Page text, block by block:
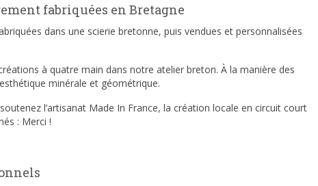
fabriquées en Bretagne
dans une scierie bretonne, puis vendues et personnalisées
à quatre main dans notre atelier breton. À la manière des
minérale et géométrique.
l’artisanat Made In France, la création locale en circuit court
: Merci !